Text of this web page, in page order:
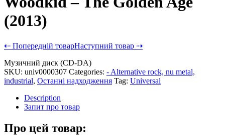
(2013)
⇠ Попередній товарНаступний товар ⇢
Музичний диск (CD-DA)
SKU: univ0000307 Categories: - Alternative rock, nu metal,
industrial, Останні надходження Tag: Universal
Description
Запит про товар
Про цей товар: